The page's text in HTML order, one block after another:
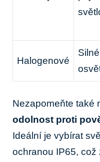
Halogenové
Silné
Nezapomeňte také
odolnost proti
Ideální je vybírat
ochranou IP65, což